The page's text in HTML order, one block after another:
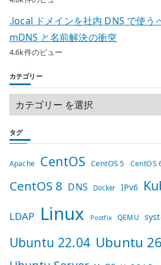
.local ドメインを社内 DNS で使う
mDNS と名前解決の衝突
4.6k件のビュー
カテゴリー
タグ
Apache CentOS CentOS 5 CentOS
CentOS 8 DNS Docker IPv6
LDAP Linux Postfix QEMU
Ubuntu 22.04 Ubuntu